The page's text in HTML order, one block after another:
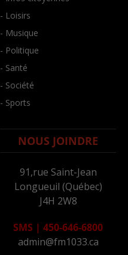
- Loisirs
- Musique
- Politique
- Santé
- Société
- Sports
NOUS JOINDRE
91,rue Saint-Jean
Longueuil (Québec)
J4H 2W8
SMS | 450-646-6800
admin@fm1033.ca